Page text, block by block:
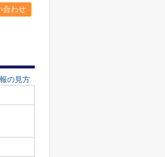
合わせ
の見方